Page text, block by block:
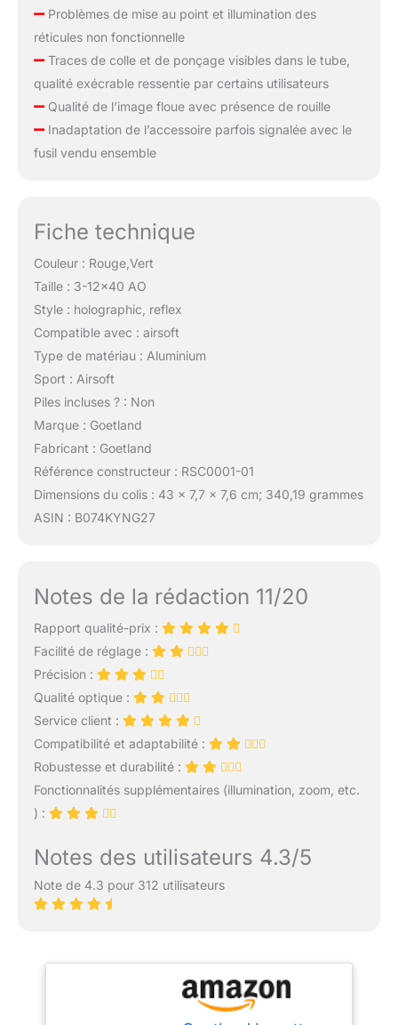
Problèmes de mise au point et illumination des
réticules non fonctionnelle
Traces de colle et de ponçage visibles dans le tube,
qualité exécrable ressentie par certains utilisateurs
Qualité de l’image floue avec présence de rouille
Inadaptation de l’accessoire parfois signalée avec le
fusil vendu ensemble
Fiche technique
Couleur : Rouge,Vert
Taille : 3-12×40 AO
Style : holographic, reflex
Compatible avec : airsoft
Type de matériau : Aluminium
Sport : Airsoft
Piles incluses ? : Non
Marque : Goetland
Fabricant : Goetland
Référence constructeur : RSC0001-01
Dimensions du colis : 43 x 7,7 x 7,6 cm; 340,19 grammes
ASIN : B074KYNG27
Notes de la rédaction 11/20
Rapport qualité-prix :
Facilité de réglage :
Précision :
Qualité optique :
Service client :
Compatibilité et adaptabilité :
Robustesse et durabilité :
Fonctionnalités supplémentaires (illumination, zoom, etc.
) :
Notes des utilisateurs 4.3/5
Note de 4.3 pour 312 utilisateurs